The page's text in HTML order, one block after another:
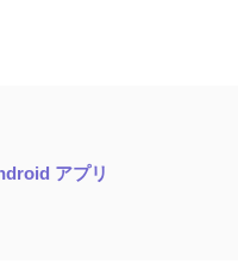
アプリ